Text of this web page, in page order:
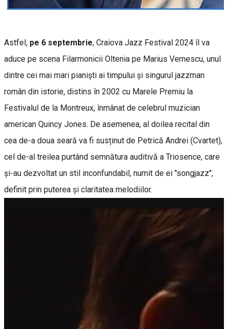
Astfel, pe 6 septembrie, Craiova Jazz Festival 2024 îl va
aduce pe scena Filarmonicii Oltenia pe Marius Vernescu, unul
dintre cei mai mari pianiști ai timpului și singurul jazzman
român din istorie, distins în 2002 cu Marele Premiu la
Festivalul de la Montreux, înmânat de celebrul muzician
american Quincy Jones. De asemenea, al doilea recital din
cea de-a doua seară va fi susținut de Petrică Andrei (Cvartet),
cel de-al treilea purtând semnătura auditivă a Triosence, care
și-au dezvoltat un stil inconfundabil, numit de ei "songjazz",
definit prin puterea și claritatea melodiilor.